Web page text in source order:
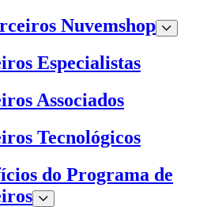
Nuvemshop
Especialistas
Associados
Tecnológicos
do Programa de